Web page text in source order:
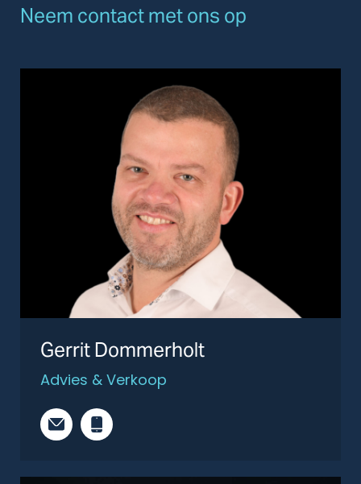
Neem contact met ons op
Gerrit Dommerholt
Advies & Verkoop